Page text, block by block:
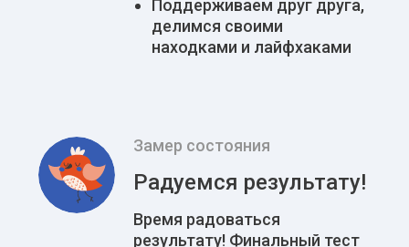
Поддерживаем друг друга,
делимся своими
находками и лайфхаками
Замер состояния
Радуемся результату!
Время радоваться
результату! Финальный тест